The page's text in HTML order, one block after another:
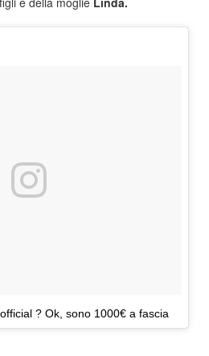
? Ok, sono 1000€ a fascia